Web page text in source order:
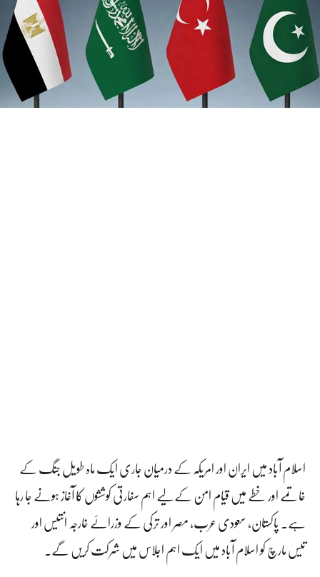
اسلام آباد میں ایران اور امریکہ کے درمیان جاری ایک ماہ طویل جنگ کے
خاتمے اور خطے میں قیام امن کے لیے اہم سفارتی کوششوں کا آغاز ہونے جا رہا
ہے۔ پاکستان، سعودی عرب، مصر اور ترکی کے وزرائے خارجہ انتیس اور
تیس مارچ کو اسلام آباد میں ایک اہم اجلاس میں شرکت کریں گے۔